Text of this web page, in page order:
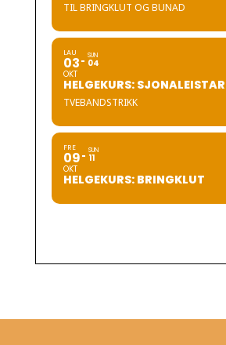
TIL BRINGKLUT OG BUNAD
LAU
03
OKT
SUN
04
HELGEKURS: SJONALEISTAR
TVEBANDSTRIKK
FRE
09
OKT
SUN
11
HELGEKURS: BRINGKLUT